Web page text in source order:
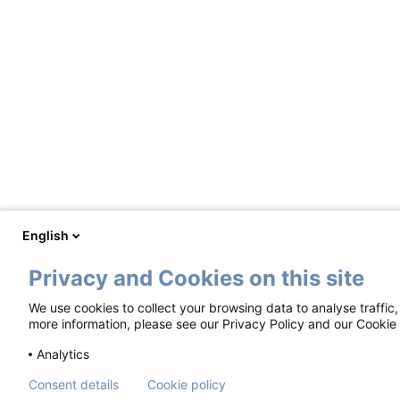
Footer
Ophavsret ©2018-2026 Mundipharma International
English
Privacy and Cookies on this site
We use cookies to collect your browsing data to analyse
more information, please see our Privacy Policy and our
Analytics
Consent details Cookie policy